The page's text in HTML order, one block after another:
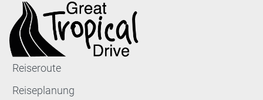
Reiseroute
Reiseplanung